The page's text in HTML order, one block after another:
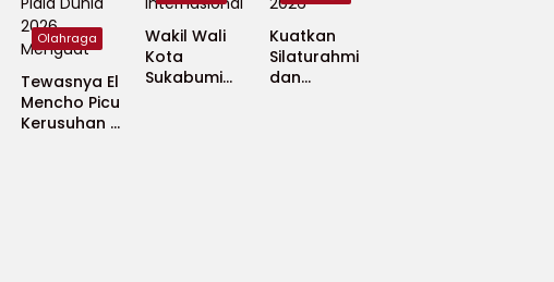
Olahraga
Tewasnya El
Mencho Picu
Kerusuhan di
Wakil Wali
Kota
Sukabumi
Kuatkan
Silaturahmi
dan